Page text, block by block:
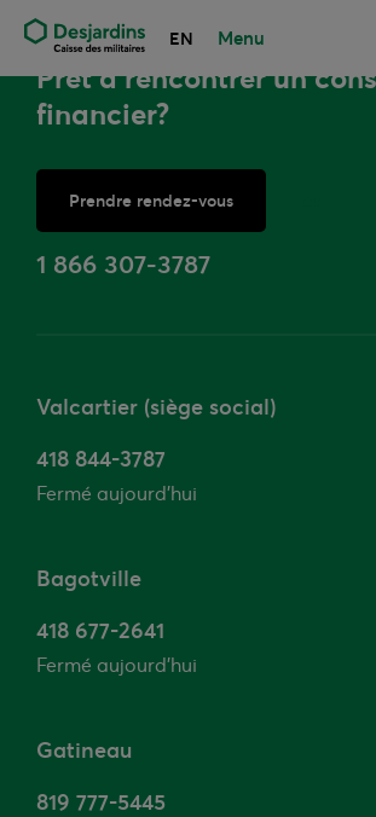
EN Menu
Prêt à rencontrer un
financier?
Prendre rendez-vous
1 866 307-3787
Valcartier (siège social)
418 844-3787
Fermé aujourd'hui
Bagotville
418 677-2641
Fermé aujourd'hui
Gatineau
819 777-5445